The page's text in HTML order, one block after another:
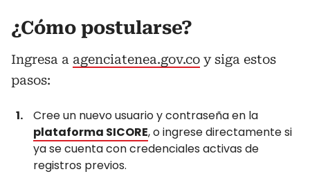
¿Cómo postularse?
Ingresa a agenciatenea.gov.co y siga estos
pasos:
Cree un nuevo usuario y contraseña en la
plataforma SICORE, o ingrese directamente si
ya se cuenta con credenciales activas de
registros previos.